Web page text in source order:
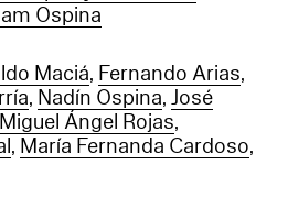
Ospina
Maciá, Fernando Arias,
, Nadín Ospina,José
Miguel Ángel Rojas,
, María Fernanda Cardoso,